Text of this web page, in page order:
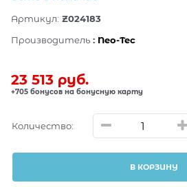
Артикул: Z024183
Производитель : Neo-Tec
23 513 руб.
+705 бонусов на бонусную карту
Количество:
В КОРЗИНУ